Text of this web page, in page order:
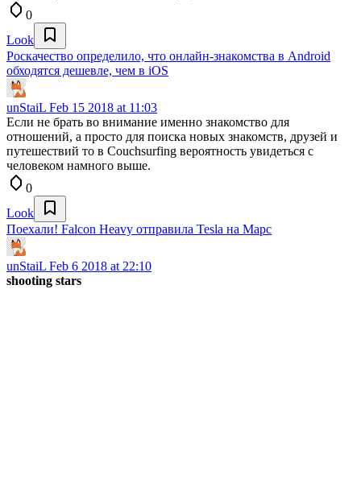
0
Look
Роскачество определило, что онлайн-знакомства в Android
обходятся дешевле, чем в iOS
unStaiL Feb 15 2018 at 11:03
Если не брать во внимание именно знакомство для
отношений, а просто для поиска новых знакомств, друзей и
путешествий то в Couchsurfing вероятность увидеться с
человеком намного выше.
0
Look
Поехали! Falcon Heavy отправила Tesla на Марс
unStaiL Feb 6 2018 at 22:10
shooting stars